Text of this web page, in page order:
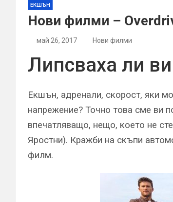
ЕКШЪН
Нови филми –
май 26, 2017 Нови филми
Липсваха ли
Екшън, адренали, скорост, яки
напрежение? Точно това сме ви
впечатляващо, нещо, което не
Яростни). Кражби на скъпи
филм.